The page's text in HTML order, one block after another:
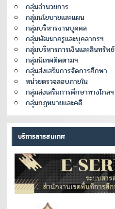
กลุ่มอำนวยการ
กลุ่มนโยบายและแผน
กลุ่มบริหารงานบุคคล
กลุ่มพัฒนาครูและบุคลากรฯ
กลุ่มบริหารการเงินและสินทรัพย์
กลุ่มนิเทศติดตามฯ
กลุ่มส่งเสริมการจัดการศึกษา
หน่วยตรวจสอบภายใน
กลุ่มส่งเสริมการศึกษาทางไกลฯ
กลุ่มกฎหมายและคดี
บริการสารสนเทศ